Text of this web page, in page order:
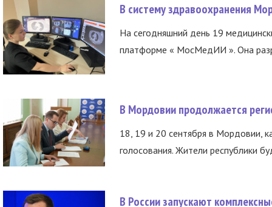
В систему здравоохранения
На сегодняшний день 19
платформе « МосМедИИ ». Она
В Мордовии продолжается
18, 19 и 20 сентября в Мордовии,
голосования. Жители республики
В России запускают